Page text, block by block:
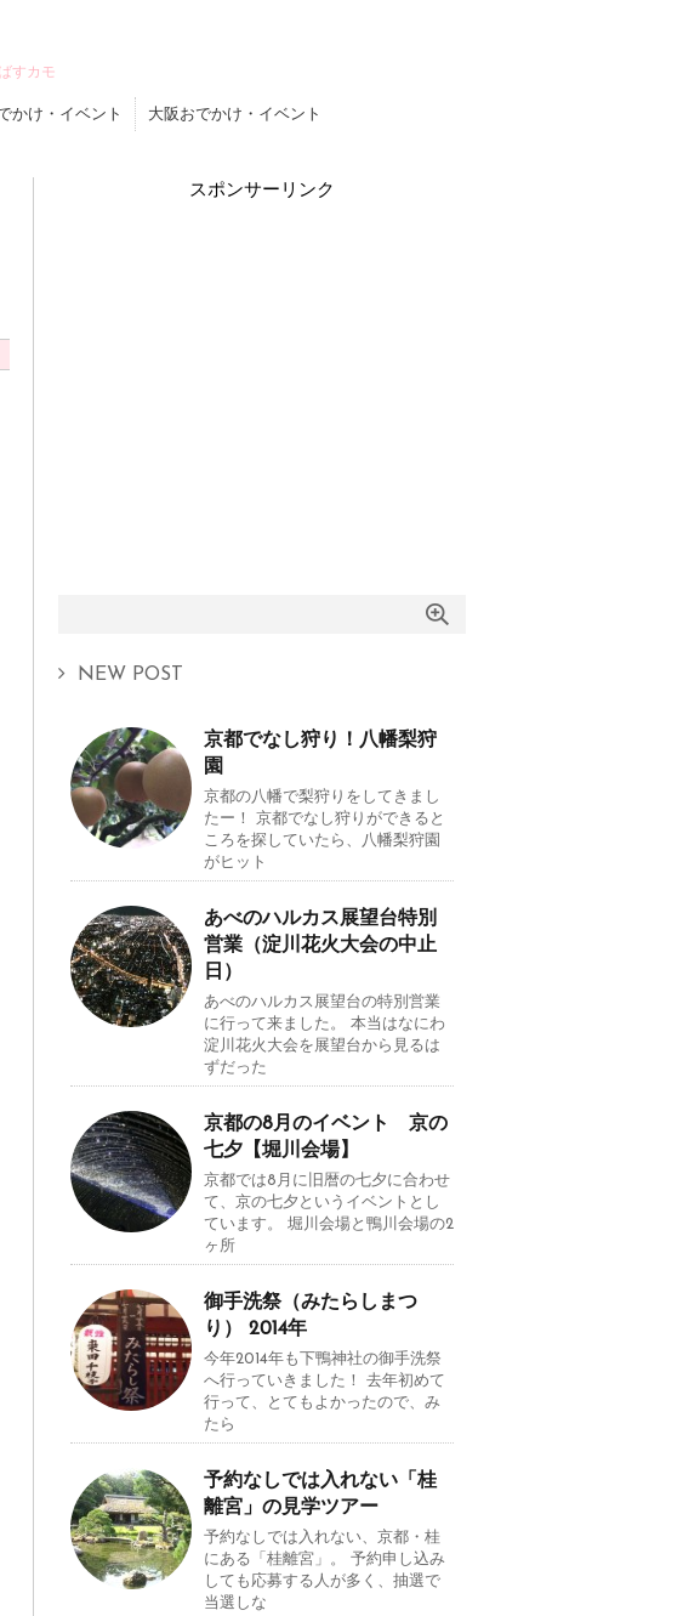
すカモ
かけ・イベント 大阪おでかけ・イベント
スポンサーリンク
NEW POST
京都でなし狩り！八幡梨狩
園
京都の八幡で梨狩りをしてきまし
たー！ 京都でなし狩りができると
ころを探していたら、八幡梨狩園
がヒット
あべのハルカス展望台特別
営業（淀川花火大会の中止
日）
あべのハルカス展望台の特別営業
に行って来ました。 本当はなにわ
淀川花火大会を展望台から見るは
ずだった
京都の8月のイベント 京の
七夕【堀川会場】
京都では8月に旧暦の七夕に合わせ
て、京の七夕というイベントとし
ています。 堀川会場と鴨川会場の2
ヶ所
御手洗祭（みたらしまつ
り） 2014年
今年2014年も下鴨神社の御手洗祭
へ行っていきました！ 去年初めて
行って、とてもよかったので、み
たら
予約なしでは入れない「桂
離宮」の見学ツアー
予約なしでは入れない、京都・桂
にある「桂離宮」。 予約申し込み
しても応募する人が多く、抽選で
当選しな